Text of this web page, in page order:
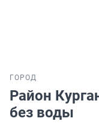
ГОРОД
Район
без воды